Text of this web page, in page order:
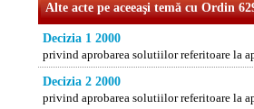
Alte acte pe aceeaşi temă cu Ordin
Decizia 1 2000
privind aprobarea solutiilor referitoare la
Decizia 2 2000
privind aprobarea solutiilor referitoare la